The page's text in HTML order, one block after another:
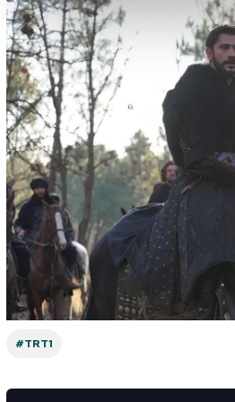
Sizlere daha iyi bir hizmet
çerezler vasıtasıyla çeşitli
amacıyla kullanılmaktadır.
reklam/pazarlama
Çerezlere ilişkin tercihlerinizi
butonuna tıklayabilir, Çerez
6698 sayılı Kişisel Verilerin
mevzuata uygun olarak
#TRT1